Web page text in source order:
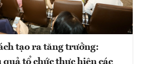
tạo ra tăng trưởng: